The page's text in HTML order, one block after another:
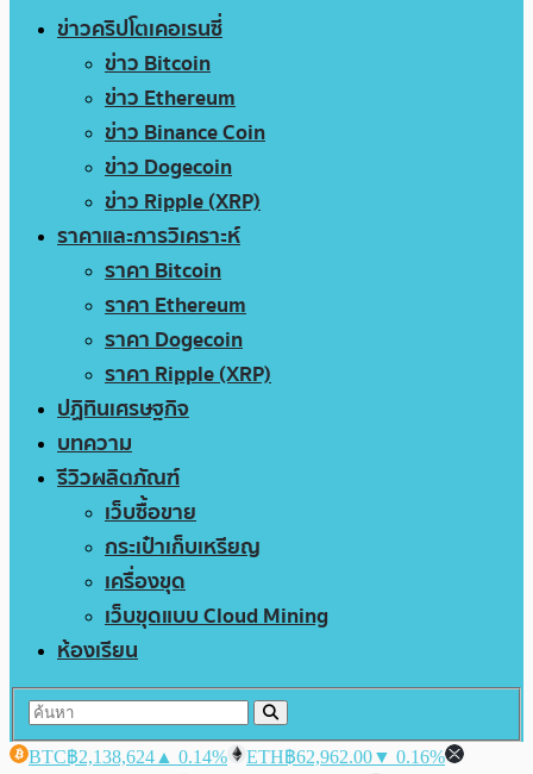
ข่าวคริปโตเคอเรนซี่
ข่าว Bitcoin
ข่าว Ethereum
ข่าว Binance Coin
ข่าว Dogecoin
ข่าว Ripple (XRP)
ราคาและการวิเคราะห์
ราคา Bitcoin
ราคา Ethereum
ราคา Dogecoin
ราคา Ripple (XRP)
ปฏิทินเศรษฐกิจ
บทความ
รีวิวผลิตภัณฑ์
เว็บซื้อขาย
กระเป๋าเก็บเหรียญ
เครื่องขุด
เว็บขุดแบบ Cloud Mining
ห้องเรียน
BTC฿2,138,624 ▲ 0.14% ETH฿62,962.00▼ 0.16%